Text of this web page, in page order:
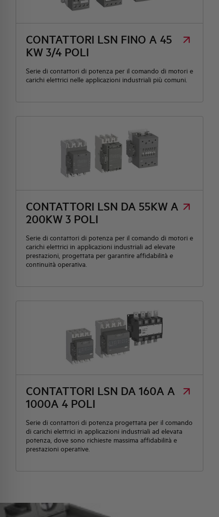
CONTATTORI LSN FINO A 45
KW 3/4 POLI
Serie di contattori di potenza per il comando di motori e
carichi elettrici nelle applicazioni industriali più comuni.
CONTATTORI LSN DA 55KW A
200KW 3 POLI
Serie di contattori di potenza per il comando di motori e
carichi elettrici in applicazioni industriali ad elevate
prestazioni, progettata per garantire affidabilità e
continuità operativa.
CONTATTORI LSN DA 160A A
1000A 4 POLI
Serie di contattori di potenza progettata per il comando
di carichi elettrici in applicazioni industriali ad elevata
potenza, dove sono richieste massima affidabilità e
prestazioni operative.
HQ & TEAM
ATTIVITÀ E MERCATI
IMPEGNO SOCIALE